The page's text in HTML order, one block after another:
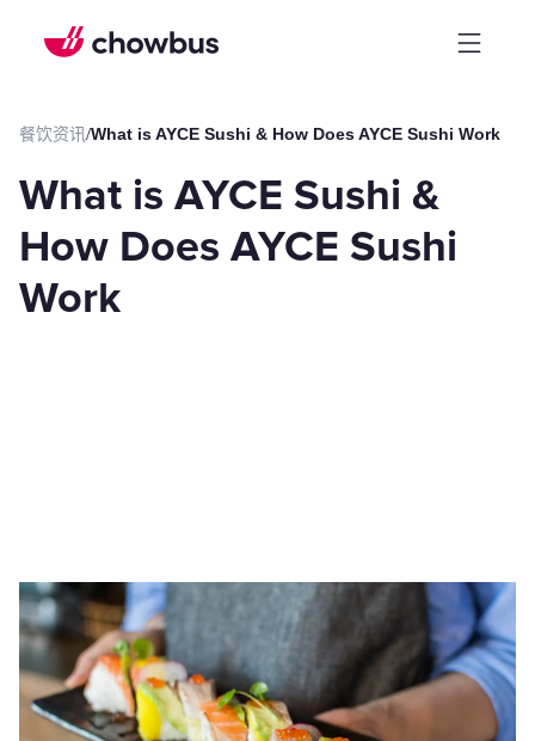
餐饮资讯/What is AYCE Sushi & How Does AYCE Sushi Work
What is AYCE Sushi &
How Does AYCE Sushi
Work